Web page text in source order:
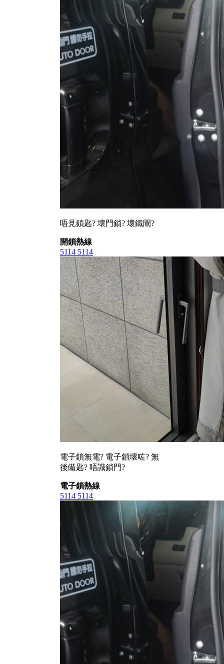
唔見鎖匙? 壞門鎖? 壞鐵閘?
開鎖熱線
5114 5114
電子鎖無電? 電子鎖壞咗? 無
後備匙? 唔識鎖門?
電子鎖熱線
5114 5114